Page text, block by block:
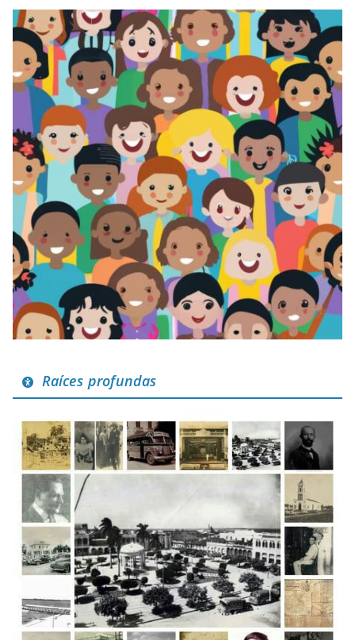
Raíces profundas